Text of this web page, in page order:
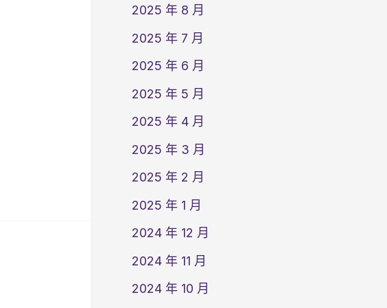
2025 年 8 月
2025 年 7 月
2025 年 6 月
2025 年 5 月
2025 年 4 月
2025 年 3 月
2025 年 2 月
2025 年 1 月
2024 年 12 月
2024 年 11 月
2024 年 10 月